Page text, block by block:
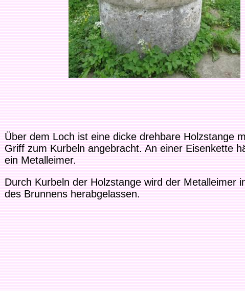
Über dem Loch ist eine dicke drehbare Holzstange
Griff zum Kurbeln angebracht. An einer Eisenkette
ein Metalleimer.
Durch Kurbeln der Holzstange wird der Metalleimer
des Brunnens herabgelassen.